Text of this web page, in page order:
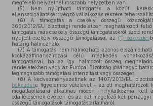
megfelelő helyzetnél rosszabb helyzetben van.
(5) Nem nyújtható támogatás a közúti
ellenszolgáltatásért végző vállalkozás részére
(6) A támogatás a csekély összegű
360/2012/EU bizottsági rendeletben meghatározott
támogatás más csekély összegű támogatásokról szóló
nyújtott csekély összegű támogatással az (1) bekezdés
határig halmozható.
(7) A támogatás nem halmozható azonos
kockázatfinanszírozási célú intézkedés
támogatással, ha az így halmozott összeg
rendeletekben vagy az Európai Bizottság jóváhagyó
legmagasabb támogatási intenzitást vagy összeget.
(8) A kedvezményezettnek az 1407/2013/EU
bekezdése figyelembe vételével – az ott meghatározott
megállapítására alkalmas módon – nyilatkoznia kell
odaítélésének évében és az azt megelőző két
összegű támogatások támogatástartalmáról.